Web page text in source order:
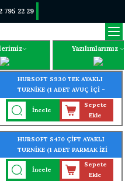
795 22 29
Yazılımlarımız
HURSOFT S930 TEK AYAKLI
TURNİKE (1 ADET AVUÇ İÇİ -
YÜZ - PARMAK İZİ OKUYUCU
TURNİKEYE MONTELİ)
İncele
Sepete
Ekle
HURSOFT S470 ÇİFT AYAKLI
TURNİKE (1 ADET PARMAK İZİ
OKUYUCU TURNİKEYE
MONTELİ)
İncele
Sepete
Ekle